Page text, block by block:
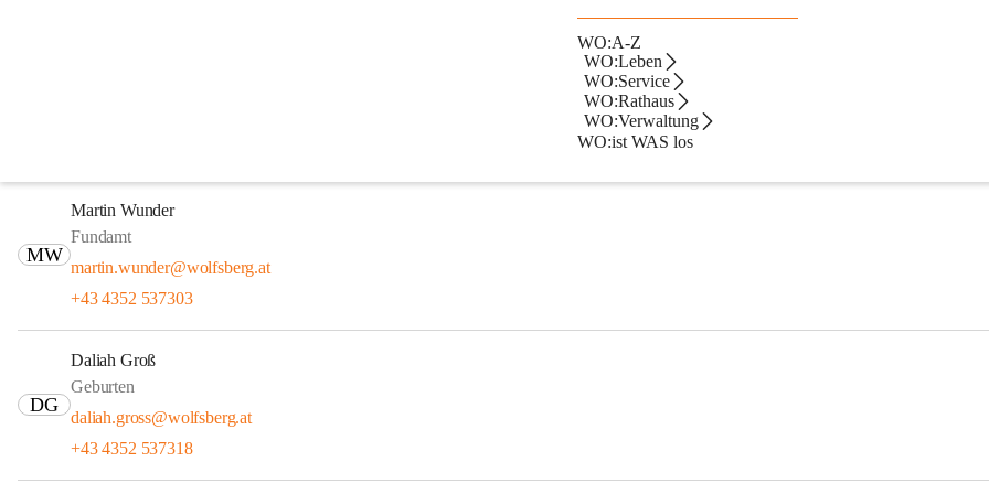
WO:A-Z
WO:Leben
WO:Service
WO:Rathaus
WO:Verwaltung
WO:ist WAS los
MW
Martin Wunder
Fundamt
martin.wunder@wolfsberg.at
+43 4352 537303
DG
Daliah Groß
Geburten
daliah.gross@wolfsberg.at
+43 4352 537318